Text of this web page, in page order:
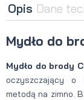
Opis Dane
Mydło do
Mydło do brody
oczyszczający o
metodą na zimno.